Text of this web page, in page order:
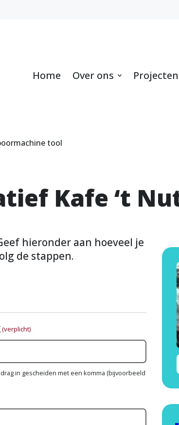
Home Over ons Projecten
tool
Kafe ‘t
hieronder aan hoeveel je
de stappen.
(verplicht)
in gescheiden met een komma (bijvoorbeeld